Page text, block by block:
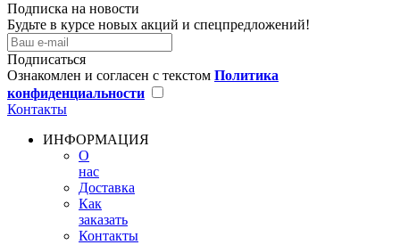
Подписка на новости
Будьте в курсе новых акций и спецпредложений!
Подписаться
Ознакомлен и согласен с текстом Политика
конфиденциальности
Контакты
ИНФОРМАЦИЯ
О
нас
Доставка
Как
заказать
Контакты